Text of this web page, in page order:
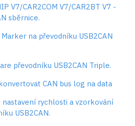
V7/CAR2COM V7/CAR2BT V7 -
sběrnice.
na převodníku USB2CAN
převodníku USB2CAN Triple.
CAN bus log na data
nastavení rychlosti a vzorkování
USB2CAN.